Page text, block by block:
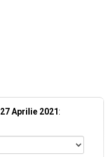
27 Aprilie 2021: